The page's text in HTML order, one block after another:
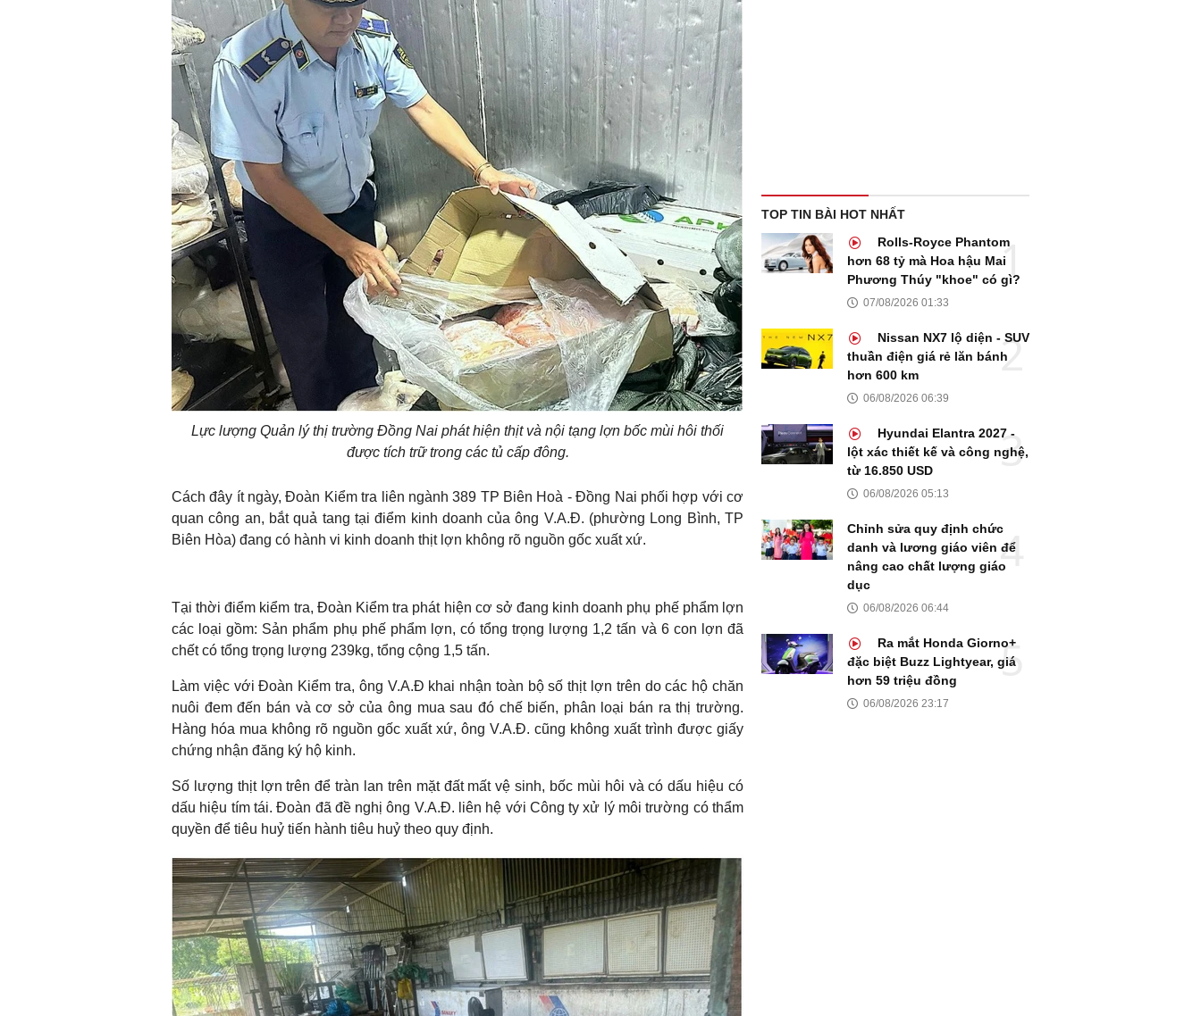
Lực lượng Quản lý thị trường Đồng Nai phát hiện thịt và nội tạng lợn bốc mùi hôi thối
được tích trữ trong các tủ cấp đông.
Cách đây ít ngày, Đoàn Kiểm tra liên ngành 389 TP Biên Hoà - Đồng Nai phối hợp với cơ
quan công an, bắt quả tang tại điểm kinh doanh của ông V.A.Đ. (phường Long Bình, TP
Biên Hòa) đang có hành vi kinh doanh thịt lợn không rõ nguồn gốc xuất xứ.
Tại thời điểm kiểm tra, Đoàn Kiểm tra phát hiện cơ sở đang kinh doanh phụ phế phẩm lợn
các loại gồm: Sản phẩm phụ phế phẩm lợn, có tổng trọng lượng 1,2 tấn và 6 con lợn đã
chết có tổng trọng lượng 239kg, tổng cộng 1,5 tấn.
Làm việc với Đoàn Kiểm tra, ông V.A.Đ khai nhận toàn bộ số thịt lợn trên do các hộ chăn
nuôi đem đến bán và cơ sở của ông mua sau đó chế biến, phân loại bán ra thị trường.
Hàng hóa mua không rõ nguồn gốc xuất xứ, ông V.A.Đ. cũng không xuất trình được giấy
chứng nhận đăng ký hộ kinh.
Số lượng thịt lợn trên để tràn lan trên mặt đất mất vệ sinh, bốc mùi hôi và có dấu hiệu có
dấu hiệu tím tái. Đoàn đã đề nghị ông V.A.Đ. liên hệ với Công ty xử lý môi trường có thẩm
quyền để tiêu huỷ tiến hành tiêu huỷ theo quy định.
TOP TIN BÀI HOT NHẤT
Rolls-Royce Phantom
hơn 68 tỷ mà Hoa hậu Mai
Phương Thúy "khoe" có gì?
07/08/2026 01:33
Nissan NX7 lộ diện - SUV
thuần điện giá rẻ lăn bánh
hơn 600 km
06/08/2026 06:39
Hyundai Elantra 2027 -
lột xác thiết kế và công nghệ,
từ 16.850 USD
06/08/2026 05:13
Chỉnh sửa quy định chức
danh và lương giáo viên để
nâng cao chất lượng giáo
dục
06/08/2026 06:44
Ra mắt Honda Giorno+
đặc biệt Buzz Lightyear, giá
hơn 59 triệu đồng
06/08/2026 23:17